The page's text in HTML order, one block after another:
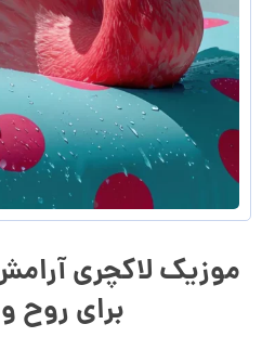
موزیک لاکچری
برای روح